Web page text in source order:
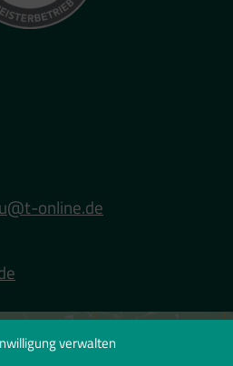
verwalten
online.de
um Marketing-Cookies zu